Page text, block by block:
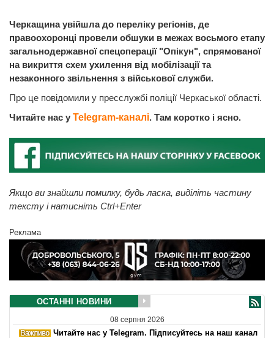
Черкащина увійшла до переліку регіонів, де
правоохоронці провели обшуки в межах восьмого етапу
загальнодержавної спецоперації "Опікун", спрямованої
на викриття схем ухилення від мобілізації та
незаконного звільнення з військової служби.
Про це повідомили у пресслужбі поліції Черкаської області.
Читайте нас у Telegram-каналі. Там коротко і ясно.
Якщо ви знайшли помилку, будь ласка, виділіть частину
тексту і натисніть Ctrl+Enter
Реклама
ОСТАННІ НОВИНИ
08 серпня 2026
Читайте нас у Telegram. Підписуйтесь на наш канал